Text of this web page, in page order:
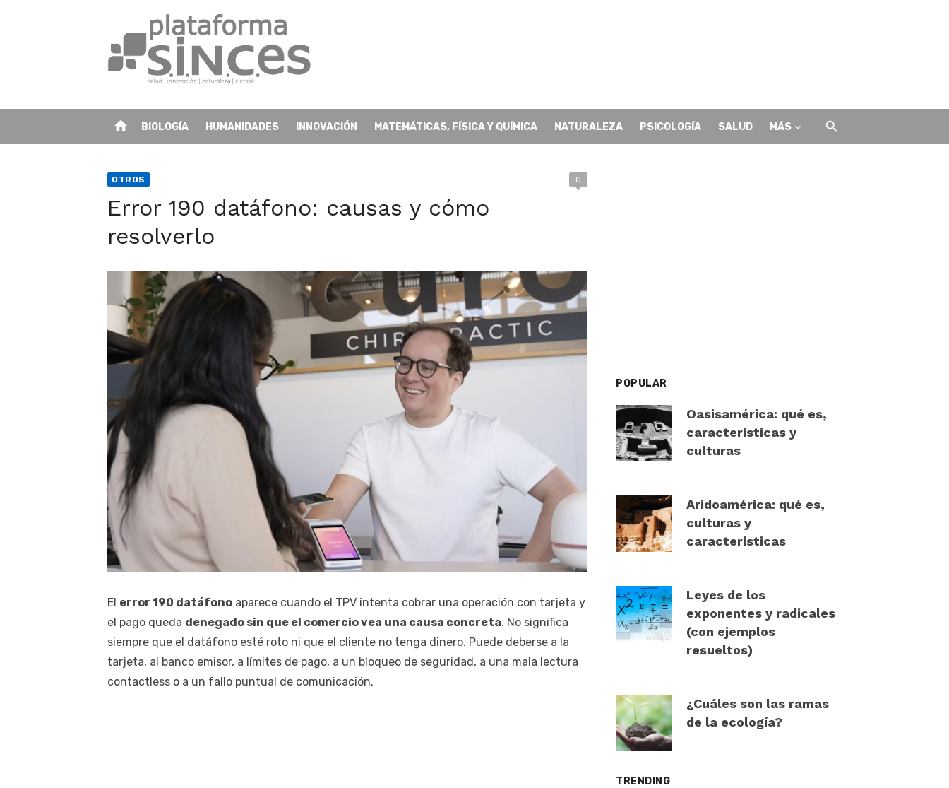
home BIOLOGÍA HUMANIDADES INNOVACIÓN MATEMÁTICAS, FÍSICA Y QUÍMICA NATURALEZA PSICOLOGÍA SALUD MÁS
OTROS 0
Error 190 datáfono: causas y cómo
resolverlo
El error 190 datáfono aparece cuando el TPV intenta cobrar una operación con tarjeta y
el pago queda denegado sin que el comercio vea una causa concreta. No significa
siempre que el datáfono esté roto ni que el cliente no tenga dinero. Puede deberse a la
tarjeta, al banco emisor, a límites de pago, a un bloqueo de seguridad, a una mala lectura
contactless o a un fallo puntual de comunicación.
POPULAR
Oasisamérica: qué es,
características y
culturas
Aridoamérica: qué es,
culturas y
características
Leyes de los
exponentes y radicales
(con ejemplos
resueltos)
¿Cuáles son las ramas
de la ecología?
TRENDING